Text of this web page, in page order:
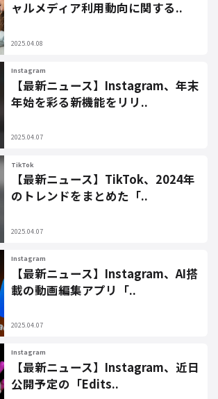
ャルメディア利用動向に関する..
2025.04.08
Instagram
【最新ニュース】Instagram、年末
年始を彩る新機能をリリ..
2025.04.07
TikTok
【最新ニュース】TikTok、2024年
のトレンドをまとめた「..
2025.04.07
Instagram
【最新ニュース】Instagram、AI搭
載の動画編集アプリ「..
2025.04.07
Instagram
【最新ニュース】Instagram、近日
公開予定の「Edits..